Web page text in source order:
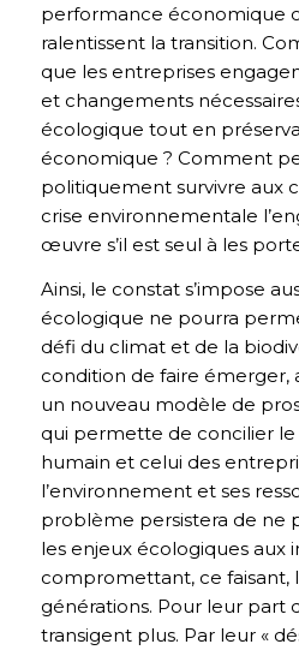
performance économique
ralentissent la transition.
que les entreprises
et changements
écologique tout en
économique ? Comment
politiquement survivre aux
crise environnementale
œuvre s’il est seul à les
Ainsi, le constat s’impose
écologique ne pourra
défi du climat et de la
condition de faire
un nouveau modèle de
qui permette de concilier
humain et celui des
l’environnement et ses
problème persistera de ne
les enjeux écologiques aux
compromettant, ce faisant,
générations. Pour leur part
transigent plus. Par leur «